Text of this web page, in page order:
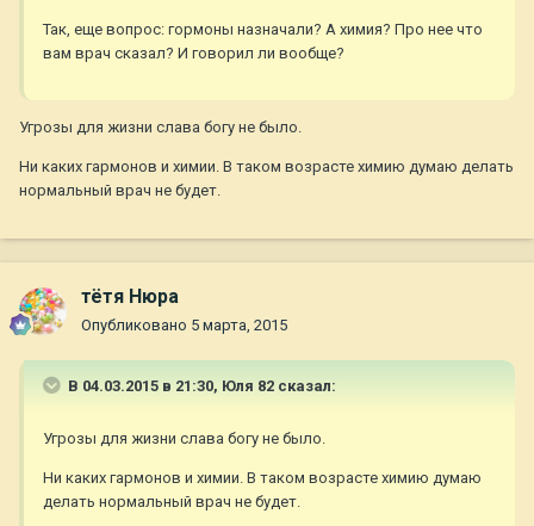
Так, еще вопрос: гормоны назначали? А химия? Про нее что
вам врач сказал? И говорил ли вообще?
Угрозы для жизни слава богу не было.
Ни каких гармонов и химии. В таком возрасте химию думаю делать
нормальный врач не будет.
тётя Нюра
Опубликовано 5 марта, 2015
В 04.03.2015 в 21:30, Юля 82 сказал:
Угрозы для жизни слава богу не было.
Ни каких гармонов и химии. В таком возрасте химию думаю
делать нормальный врач не будет.